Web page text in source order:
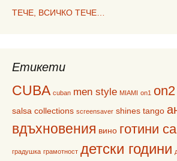
ТЕЧЕ, ВСИЧКО ТЕЧЕ…
Етикети
CUBA cuban men style MIAMI on1 on2
salsa collections screensaver shines tango
вдъхновения вино готини
градушка грамотност детски години